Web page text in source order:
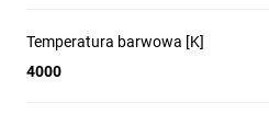
Temperatura barwowa [K]
4000